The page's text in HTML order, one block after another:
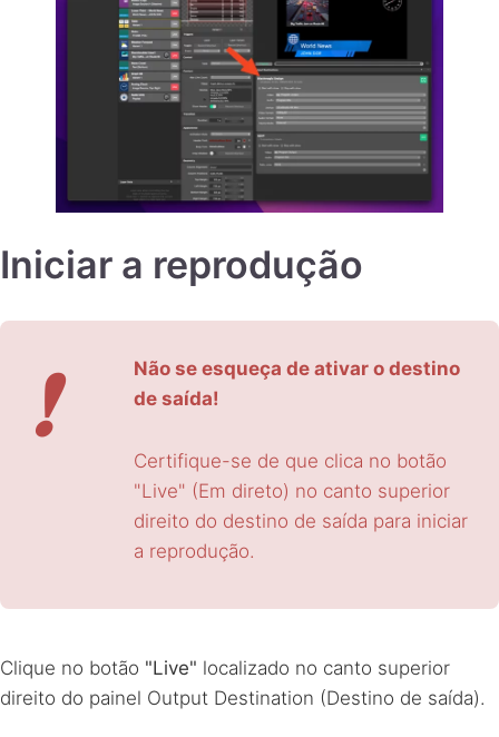
Iniciar a reprodução
❗
Não se esqueça de ativar o destino
de saída!
Certifique-se de que clica no botão
"Live" (Em direto) no canto superior
direito do destino de saída para iniciar
a reprodução.
Clique no botão "Live" localizado no canto superior
direito do painel Output Destination (Destino de saída).